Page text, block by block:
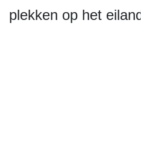
plekken op het